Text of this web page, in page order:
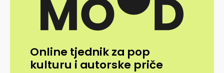
Online tjednik za pop
kulturu i autorske priče